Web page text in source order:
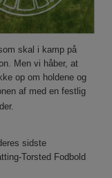
skal i kamp på
Men vi håber, at
op om holdene og
af med en festlig
sidste
Torsted Fodbold